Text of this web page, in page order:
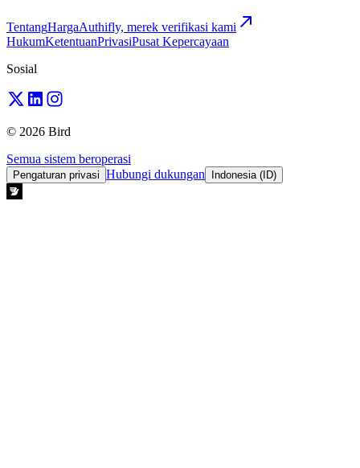
TentangHargaAuthifly, merek verifikasi kami
HukumKetentuanPrivasiPusat Kepercayaan
Sosial
© 2026 Bird
Semua sistem beroperasi
Pengaturan privasi Hubungi dukungan Indonesia (ID)